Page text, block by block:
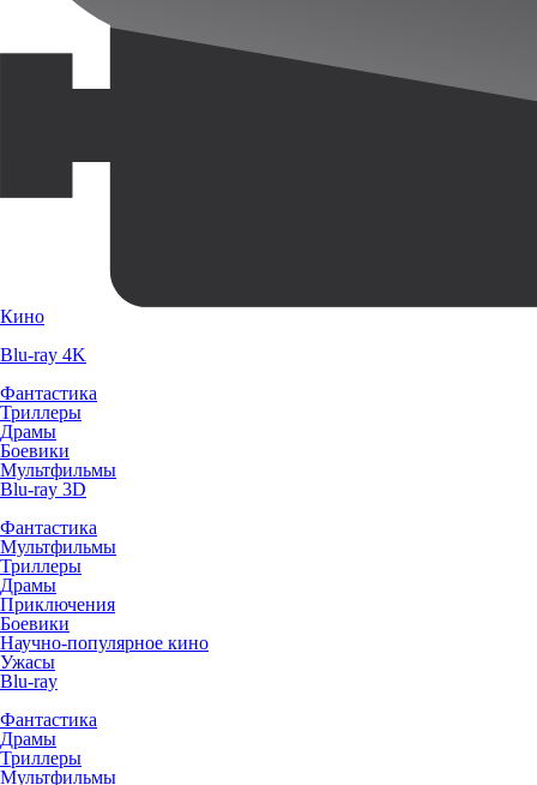
Кино
Blu-ray 4K
Фантастика
Триллеры
Драмы
Боевики
Мультфильмы
Blu-ray 3D
Фантастика
Мультфильмы
Триллеры
Драмы
Приключения
Боевики
Научно-популярное кино
Ужасы
Blu-ray
Фантастика
Драмы
Триллеры
Мультфильмы